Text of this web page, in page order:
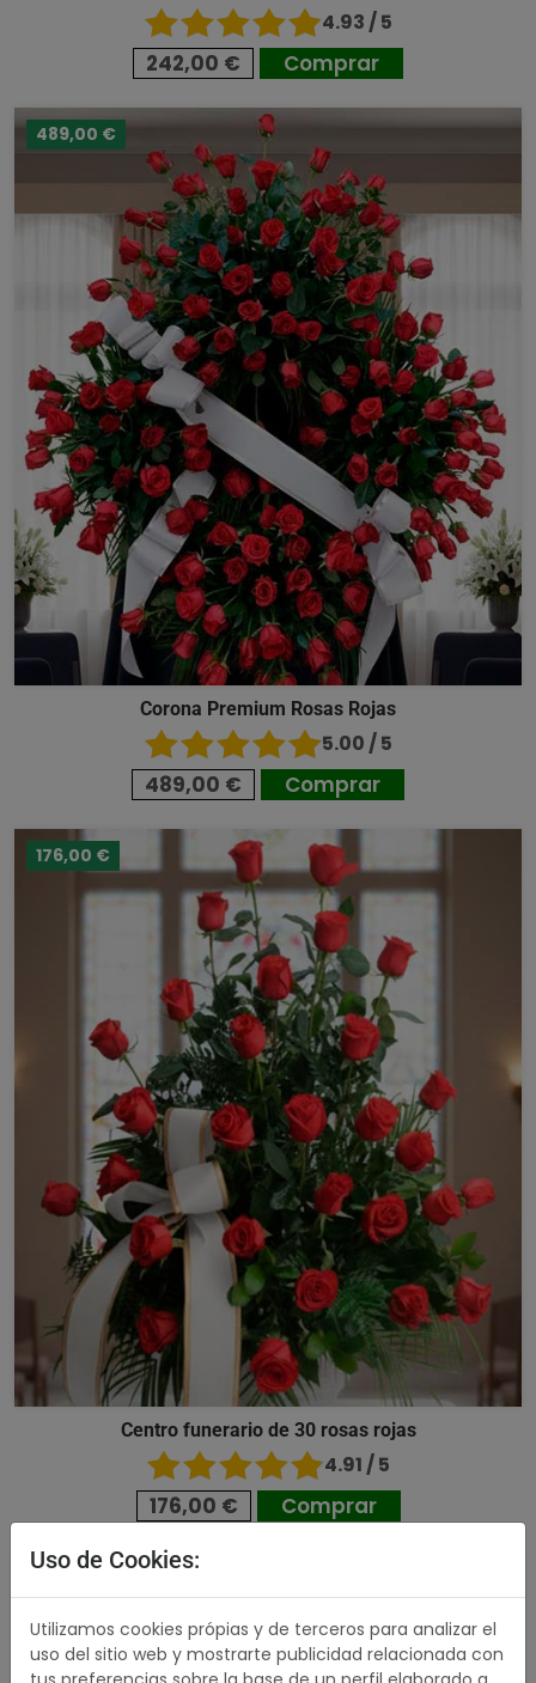
4.93 / 5
242,00 € Comprar
489,00 €
Corona Premium Rosas Rojas
5.00 / 5
489,00 € Comprar
176,00 €
Centro funerario de 30 rosas rojas
4.91 / 5
176,00 € Comprar
489,00 €
Uso de Cookies:
Utilizamos cookies própias y de terceros para analizar el
uso del sitio web y mostrarte publicidad relacionada con